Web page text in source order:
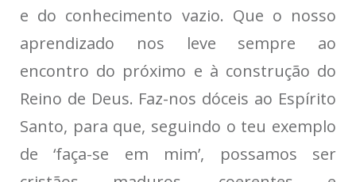
e do conhecimento vazio. Que o nosso
aprendizado nos leve sempre ao
encontro do próximo e à construção do
Reino de Deus. Faz-nos dóceis ao Espírito
Santo, para que, seguindo o teu exemplo
de ‘faça-se em mim’, possamos ser